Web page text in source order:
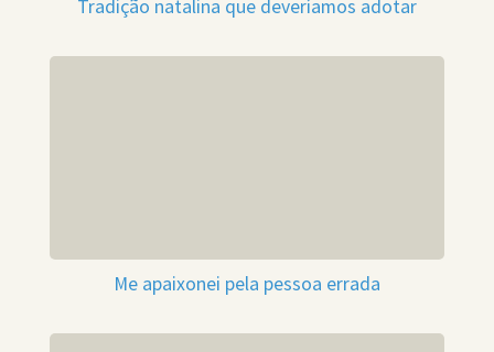
Tradição natalina que deveríamos adotar
Me apaixonei pela pessoa errada